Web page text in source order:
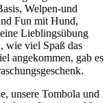
Welpen-und
Fun mit Hund,
Lieblingsübung
wie viel Spaß das
angekommen, gab es
unsere Tombola und